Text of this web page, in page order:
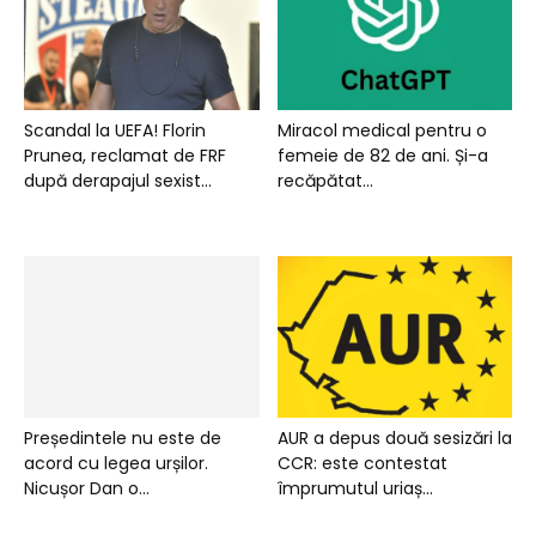
Scandal la UEFA! Florin
Prunea, reclamat de FRF
după derapajul sexist...
Miracol medical pentru o
femeie de 82 de ani. Și-a
recăpătat...
Președintele nu este de
acord cu legea urșilor.
Nicușor Dan o...
AUR a depus două sesizări la
CCR: este contestat
împrumutul uriaș...